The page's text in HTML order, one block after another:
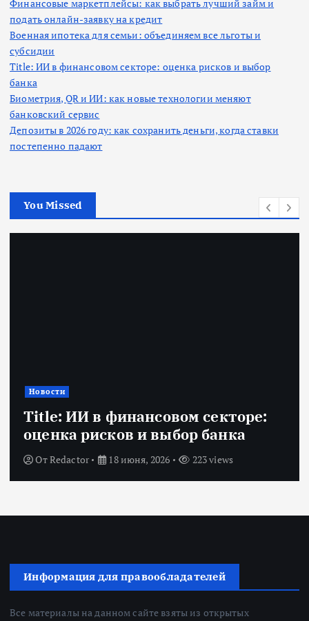
Финансовые маркетплейсы: как выбрать лучший займ и
подать онлайн-заявку на кредит
Военная ипотека для семьи: объединяем все льготы и
субсидии
Title: ИИ в финансовом секторе: оценка рисков и выбор
банка
Биометрия, QR и ИИ: как новые технологии меняют
банковский сервис
Депозиты в 2026 году: как сохранить деньги, когда ставки
постепенно падают
You Missed
Новости
Title: ИИ в финансовом секторе:
оценка рисков и выбор банка
ОтRedactor 18 июня, 2026 223 views
Информация для правообладателей
Все материалы на данном сайте взяты из открытых